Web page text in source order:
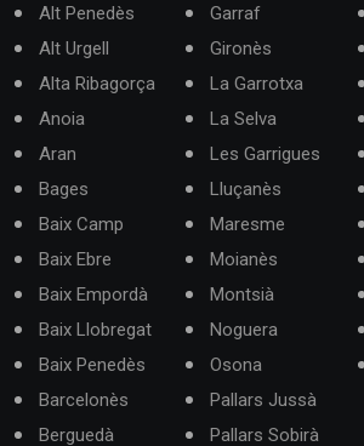
Alt Penedès
Alt Urgell
Alta Ribagorça
Anoia
Aran
Bages
Baix Camp
Baix Ebre
Baix Empordà
Baix Llobregat
Baix Penedès
Barcelonès
Berguedà
Garraf
Gironès
La Garrotxa
La Selva
Les Garrigues
Lluçanès
Maresme
Moianès
Montsià
Noguera
Osona
Pallars Jussà
Pallars Sobirà